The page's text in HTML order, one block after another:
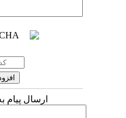
ارسال پیام